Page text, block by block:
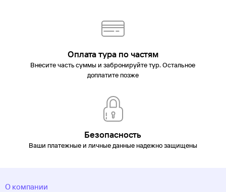
Оплата тура по частям
Внесите часть суммы и забронируйте тур. Остальное
доплатите позже
Безопасность
Ваши платежные и личные данные надежно защищены
О компании